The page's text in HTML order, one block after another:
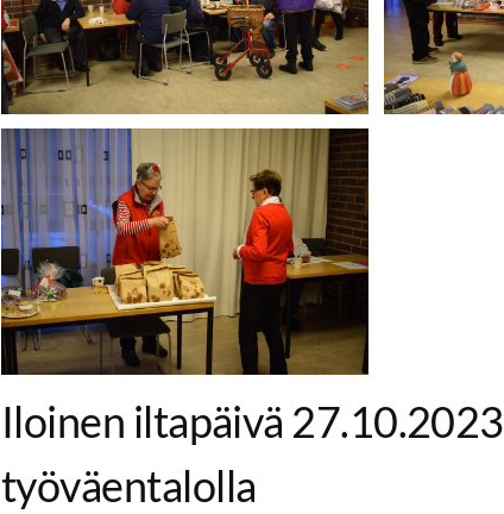
Iloinen iltapäivä
työväentalolla